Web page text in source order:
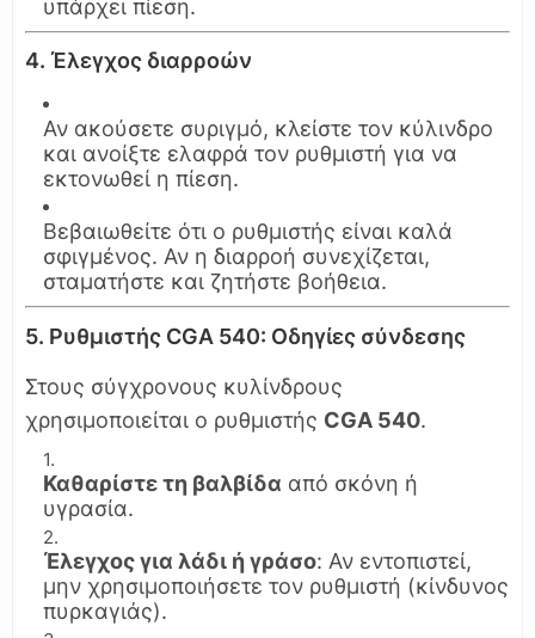
υπάρχει πίεση.
4. Έλεγχος διαρροών
Αν ακούσετε συριγμό, κλείστε τον κύλινδρο
και ανοίξτε ελαφρά τον ρυθμιστή για να
εκτονωθεί η πίεση.
Βεβαιωθείτε ότι ο ρυθμιστής είναι καλά
σφιγμένος. Αν η διαρροή συνεχίζεται,
σταματήστε και ζητήστε βοήθεια.
5. Ρυθμιστής CGA 540: Οδηγίες σύνδεσης
Στους σύγχρονους κυλίνδρους
χρησιμοποιείται ο ρυθμιστής CGA 540.
Καθαρίστε τη βαλβίδα από σκόνη ή
υγρασία.
Έλεγχος για λάδι ή γράσο: Αν εντοπιστεί,
μην χρησιμοποιήσετε τον ρυθμιστή (κίνδυνος
πυρκαγιάς).